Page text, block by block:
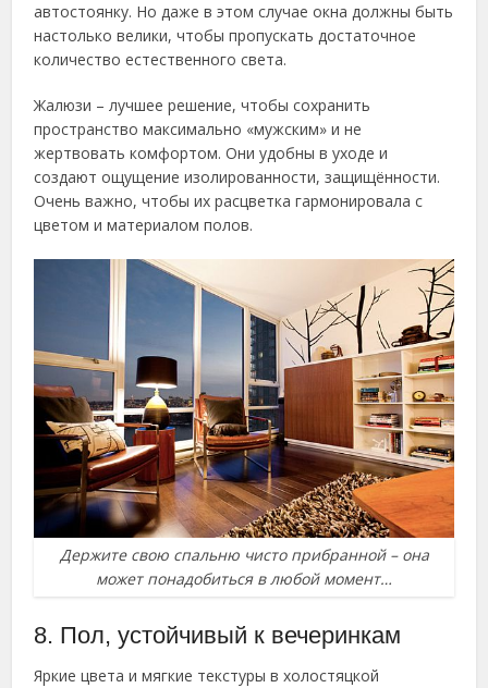
автостоянку. Но даже в этом случае окна должны быть
настолько велики, чтобы пропускать достаточное
количество естественного света.
Жалюзи – лучшее решение, чтобы сохранить
пространство максимально «мужским» и не
жертвовать комфортом. Они удобны в уходе и
создают ощущение изолированности, защищённости.
Очень важно, чтобы их расцветка гармонировала с
цветом и материалом полов.
Держите свою спальню чисто прибранной – она
может понадобиться в любой момент…
8. Пол, устойчивый к вечеринкам
Яркие цвета и мягкие текстуры в холостяцкой